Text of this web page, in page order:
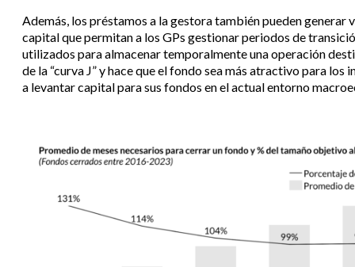
Además, los préstamos a la gestora también pueden
capital que permitan a los GPs gestionar periodos de
utilizados para almacenar temporalmente una operación
de la “curva J” y hace que el fondo sea más atractivo para
a levantar capital para sus fondos en el actual entorno